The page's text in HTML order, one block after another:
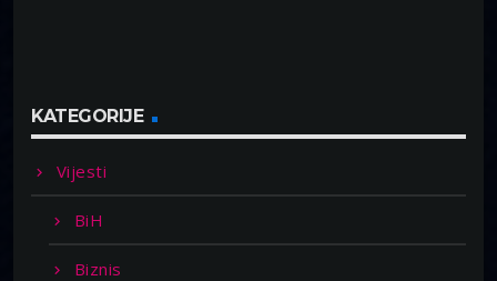
KATEGORIJE
Vijesti
BiH
Biznis